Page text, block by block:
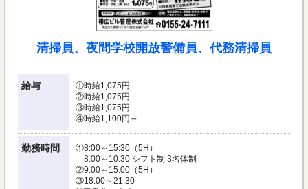
清掃員、夜間学校開放警備員、代務清掃員
給与
①時給1,075円
②時給1,075円
③時給1,075円
④時給1,100円～
勤務時間
①8:00～15:30（5H）
8:00～10:30 シフト制 3名体制
②9:00～15:00（5H）
③18:00～21:30